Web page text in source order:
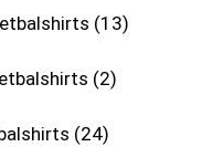
13
2
24